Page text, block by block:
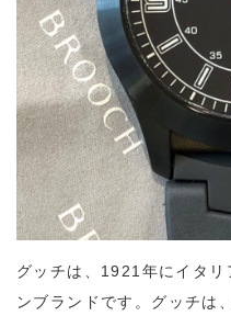
グッチは、1921年にイタリ
ンブランドです。グッチは